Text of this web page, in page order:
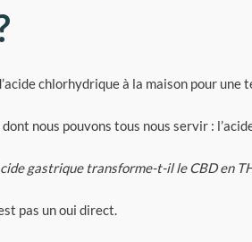
chlorhydrique à la maison pour une
nous pouvons tous nous servir :
gastrique transforme-t-il le CBD en
pas un oui direct.